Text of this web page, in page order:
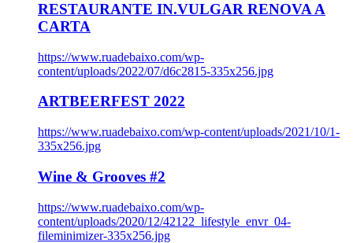
RESTAURANTE IN.VULGAR RENOVA A
CARTA
https://www.ruadebaixo.com/wp-
content/uploads/2022/07/d6c2815-335x256.jpg
ARTBEERFEST 2022
https://www.ruadebaixo.com/wp-content/uploads/2021/10/1-
335x256.jpg
Wine & Grooves #2
https://www.ruadebaixo.com/wp-
content/uploads/2020/12/42122_lifestyle_envr_04-
fileminimizer-335x256.jpg